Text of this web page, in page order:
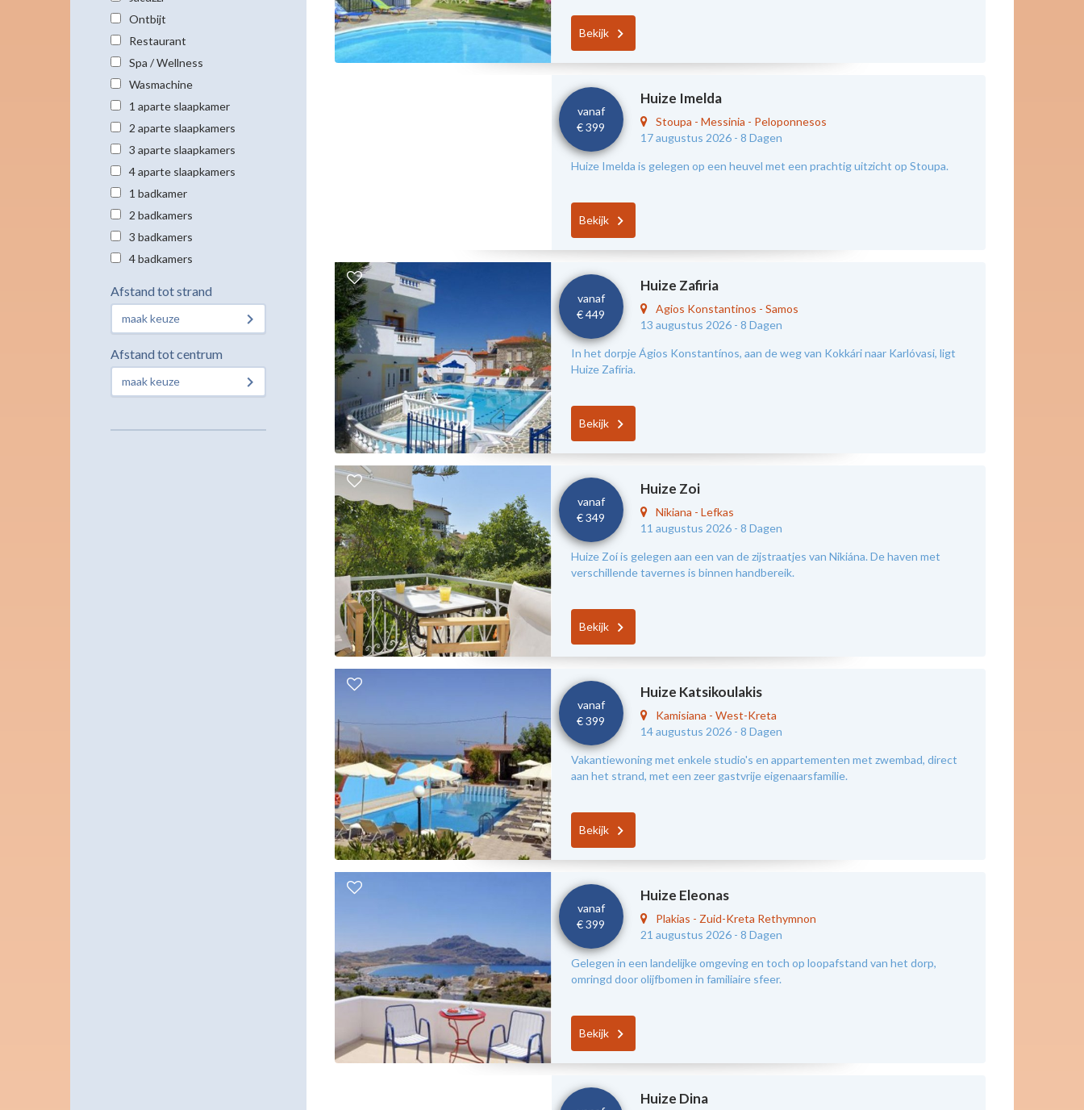
Ontbijt
Restaurant
Spa / Wellness
Wasmachine
1 aparte slaapkamer
2 aparte slaapkamers
3 aparte slaapkamers
4 aparte slaapkamers
1 badkamer
2 badkamers
3 badkamers
4 badkamers
Afstand tot strand
maak keuze
Afstand tot centrum
maak keuze
Bekijk
vanaf
€ 399
Huize Imelda
Stoupa -Messinia - Peloponnesos
17 augustus 2026 -8 Dagen
Huize Imelda is gelegen op een heuvel met een prachtig uitzicht op Stoupa.
Bekijk
vanaf
€ 449
Huize Zafiria
Agios Konstantinos -Samos
13 augustus 2026 -8 Dagen
In het dorpje Ágios Konstantínos, aan de weg van Kokkári naar Karlóvasi, ligt
Huize Zafíria.
Bekijk
vanaf
€ 349
Huize Zoi
Nikiana -Lefkas
11 augustus 2026 -8 Dagen
Huize Zoí is gelegen aan een van de zijstraatjes van Nikiána. De haven met
verschillende tavernes is binnen handbereik.
Bekijk
vanaf
€ 399
Huize Katsikoulakis
Kamisiana -West-Kreta
14 augustus 2026 -8 Dagen
Vakantiewoning met enkele studio's en appartementen met zwembad, direct
aan het strand, met een zeer gastvrije eigenaarsfamilie.
Bekijk
vanaf
€ 399
Huize Eleonas
Plakias - Zuid-Kreta Rethymnon
21 augustus 2026 -8 Dagen
Gelegen in een landelijke omgeving en toch op loopafstand van het dorp,
omringd door olijfbomen in familiaire sfeer.
Bekijk
Huize Dina